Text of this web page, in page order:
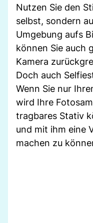
Nutzen Sie den
selbst, sondern
Umgebung aufs
können Sie auch
Kamera
Doch auch
Wenn Sie nur
wird Ihre
tragbares Stativ
und mit ihm eine
machen zu